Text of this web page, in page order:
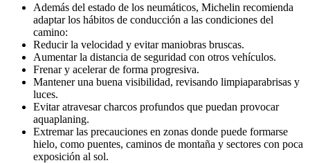
Además del estado de los neumáticos, Michelin recomienda
adaptar los hábitos de conducción a las condiciones del
camino:
Reducir la velocidad y evitar maniobras bruscas.
Aumentar la distancia de seguridad con otros vehículos.
Frenar y acelerar de forma progresiva.
Mantener una buena visibilidad, revisando limpiaparabrisas y
luces.
Evitar atravesar charcos profundos que puedan provocar
aquaplaning.
Extremar las precauciones en zonas donde puede formarse
hielo, como puentes, caminos de montaña y sectores con poca
exposición al sol.